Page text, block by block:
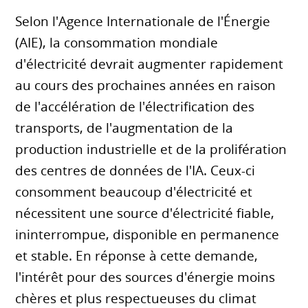
Selon l'Agence Internationale de l'Énergie
(AIE), la consommation mondiale
d'électricité devrait augmenter rapidement
au cours des prochaines années en raison
de l'accélération de l'électrification des
transports, de l'augmentation de la
production industrielle et de la prolifération
des centres de données de l'IA. Ceux-ci
consomment beaucoup d'électricité et
nécessitent une source d'électricité fiable,
ininterrompue, disponible en permanence
et stable. En réponse à cette demande,
l'intérêt pour des sources d'énergie moins
chères et plus respectueuses du climat